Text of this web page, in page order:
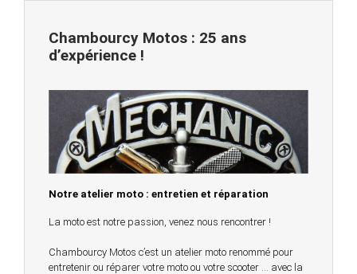
Chambourcy Motos : 25 ans
d’expérience !
Notre atelier moto : entretien et réparation
La moto est notre passion, venez nous rencontrer !
Chambourcy Motos c’est un atelier moto renommé pour
entretenir ou réparer votre moto ou votre scooter … avec la